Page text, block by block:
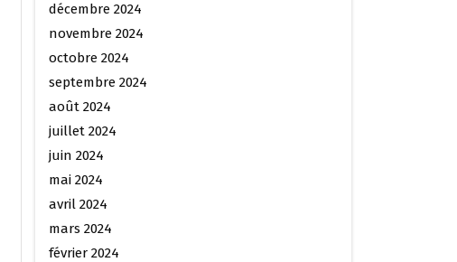
décembre 2024
novembre 2024
octobre 2024
septembre 2024
août 2024
juillet 2024
juin 2024
mai 2024
avril 2024
mars 2024
février 2024